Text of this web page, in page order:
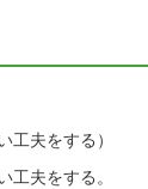
夫をする）
工夫をする。